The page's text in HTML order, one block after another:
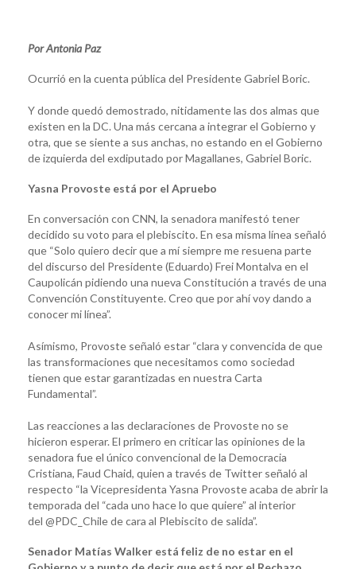
Por Antonia Paz
Ocurrió en la cuenta pública del Presidente Gabriel Boric.
Y donde quedó demostrado, nitidamente las dos almas que
existen en la DC. Una más cercana a integrar el Gobierno y
otra, que se siente a sus anchas, no estando en el Gobierno
de izquierda del exdiputado por Magallanes, Gabriel Boric.
Yasna Provoste está por el Apruebo
En conversación con CNN, la senadora manifestó tener
decidido su voto para el plebiscito. En esa misma línea señaló
que “Solo quiero decir que a mí siempre me resuena parte
del discurso del Presidente (Eduardo) Frei Montalva en el
Caupolicán pidiendo una nueva Constitución a través de una
Convención Constituyente. Creo que por ahí voy dando a
conocer mi línea”.
Asímismo, Provoste señaló estar “clara y convencida de que
las transformaciones que necesitamos como sociedad
tienen que estar garantizadas en nuestra Carta
Fundamental”.
Las reacciones a las declaraciones de Provoste no se
hicieron esperar. El primero en criticar las opiniones de la
senadora fue el único convencional de la Democracia
Cristiana, Faud Chaid, quien a través de Twitter señaló al
respecto “la Vicepresidenta Yasna Provoste acaba de abrir la
temporada del “cada uno hace lo que quiere” al interior
del @PDC_Chile de cara al Plebiscito de salida”.
Senador Matías Walker está feliz de no estar en el